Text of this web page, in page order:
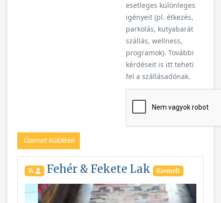
esetleges különleges
igényeit (pl. étkezés,
parkolás, kutyabarát
szállás, wellness,
programok). További
kérdéseit is itt teheti
fel a szállásadónak.
Üzenet küldése
14 Fehér & Fekete Lak Kiemelt